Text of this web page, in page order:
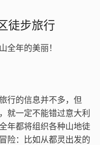
徒步旅行
全年的美丽！
行的信息并不多，但
就一定不能错过意大利
年都将组织各种山地徒
险：比如从都灵出发的